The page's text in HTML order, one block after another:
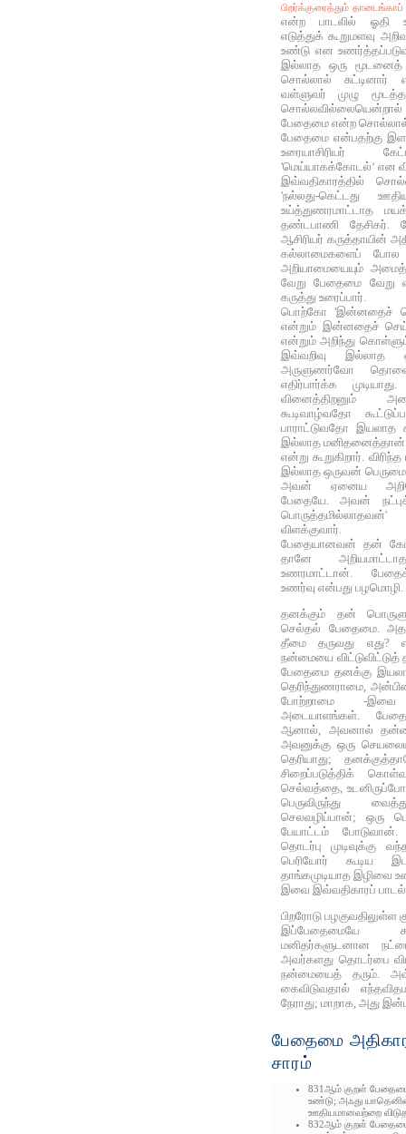
பிறர்க்குரைத்தும்
என்ற பாடலில் ஓதி
எடுத்துக் கூறுமளவு
உண்டு என
இல்லாத ஒரு மூடனைத்
சொல்லால் சுட்டினார்
வள்ளுவர் முழு
பேதைமை என்ற சொல்லால்
பேதைமை என்பதற்கு
உரையாசிரியர்
'மெய்யாகக்கோடல்‘ என
இவ்வதிகாரத்தில்
'நல்லது-கெட்டது
உய்த்துணரமாட்டாத
தண்டபாணி தேசிகர்.
ஆசிரியர் கருத்தாயின்
கல்லாமைகளைப் போல
அறியாமையையும்
வேறு பேதைமை வேறு
கருத்து உரைப்பார்.
பொற்கோ 'இன்னதைச்
என்றும் இன்னதைச்
என்றும் அறிந்து
இவ்வறிவு இல்லாத
அருளுணர்வோ
எதிர்பார்க்க
வினைத்திறனும்
கூடிவாழ்வதோ
பாராட்டுவதோ இயலாத
இல்லாத மனிதனைத்தான்
என்று கூறுகிறார்.
இல்லாத ஒருவன்
அவன் ஏனைய
பேதையே. அவன்
விளக்குவார்.
பேதையானவன் தன்
தானே
உணரமாட்டான்.
உணர்வு என்பது பழமொழி.
தனக்கும் தன்
செல்தல் பேதைமை.
தீமை தருவது எது?
நன்மையை
பேதைமை தனக்கு
தெரிந்துணராமை,
போற்றாமை -இவை
அடையாளங்கள்.
ஆனால், அவனால்
அவனுக்கு ஒரு
தெரியாது;
சிறைப்படுத்திக்
செல்வத்தை,
பெருவிருந்து
செலவழிப்பான்; ஒரு
பேயாட்டம்
தொடர்பு முடிவுக்கு
பெரியோர் கூடிய
தாங்கமுடியாத இழிவை
இவை இவ்வதிகாரப்
பிறரோடு பழகுவதிலுள்ள
இப்பேதைமையே
மனிதர்களுடனான
அவர்களது தொடர்பை
நன்மையைத் தரும்.
கைவிடுவதால்
நேராது; மாறாக, அது
பேதைமை
சாரம்
831ஆம் குறள்
உண்டு; அஃது
ஊதியமானவற்றை
832ஆம் குறள்